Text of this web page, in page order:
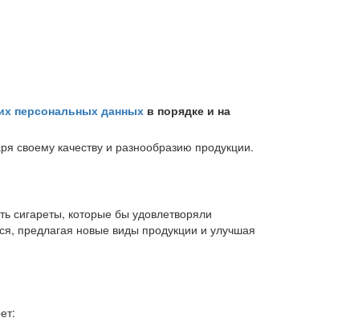
персональных данныхв порядке и на
своему качеству и разнообразию продукции.
сигареты, которые бы удовлетворяли
предлагая новые виды продукции и улучшая